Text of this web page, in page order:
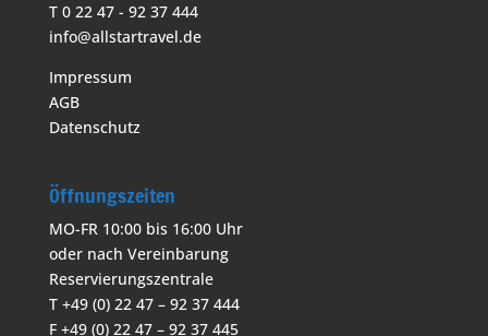
T 0 22 47 - 92 37 444
info@allstartravel.de
Impressum
AGB
Datenschutz
Öffnungszeiten
MO-FR 10:00 bis 16:00 Uhr
oder nach Vereinbarung
Reservierungszentrale
T +49 (0) 22 47 – 92 37 444
F +49 (0) 22 47 – 92 37 445